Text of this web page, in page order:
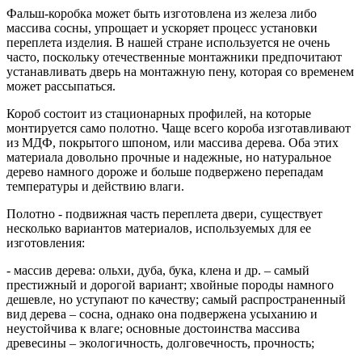
Фальш-коробка может быть изготовлена из железа либо
массива сосны, упрощает и ускоряет процесс установки
переплета изделия. В нашей стране используется не очень
часто, поскольку отечественные монтажники предпочитают
устанавливать дверь на монтажную пену, которая со временем
может рассыпаться.
Короб состоит из стационарных профилей, на которые
монтируется само полотно. Чаще всего короба изготавливают
из МДФ, покрытого шпоном, или массива дерева. Оба этих
материала довольно прочные и надежные, но натуральное
дерево намного дороже и больше подвержено перепадам
температуры и действию влаги.
Полотно - подвижная часть переплета двери, существует
несколько вариантов материалов, используемых для ее
изготовления:
- массив дерева: ольхи, дуба, бука, клена и др. – самый
престижный и дорогой вариант; хвойные породы намного
дешевле, но уступают по качеству; самый распространенный
вид дерева – сосна, однако она подвержена усыханию и
неустойчива к влаге; основные достоинства массива
древесины – экологичность, долговечность, прочность;